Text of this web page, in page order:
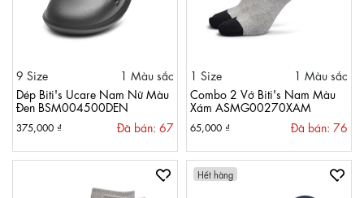
9 Size
1 Màu sắc
Dép Biti's Ucare Nam Nữ Màu
Đen BSM004500DEN
375,000 ₫ Đã bán: 67
1 Size
1 Màu sắc
Combo 2 Vớ Biti's Nam Màu
Xám ASMG00270XAM
65,000 ₫ Đã bán: 76
Hết hàng